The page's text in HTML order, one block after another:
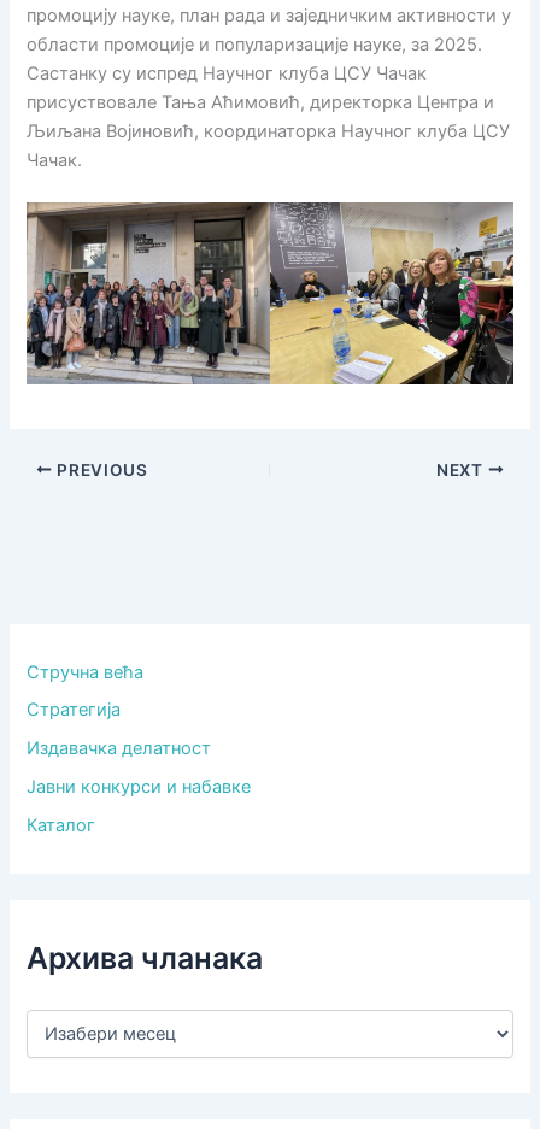
промоцију науке, план рада и заједничким активности у
области промоције и популаризације науке, за 2025.
Састанку су испред Научног клуба ЦСУ Чачак
присуствовале Тања Аћимовић, директорка Центра и
Љиљана Војиновић, координаторка Научног клуба ЦСУ
Чачак.
PREVIOUS NEXT
Стручна већа
Стратегија
Издавачка делатност
Јавни конкурси и набавке
Каталог
Архива чланака
А